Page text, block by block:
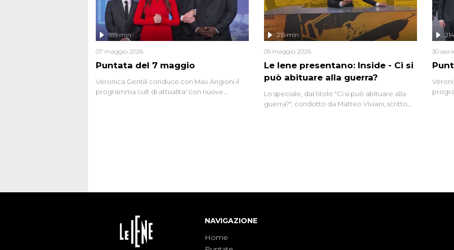
oggi avvolte in un groviglio di dubbi mai
chiariti. Nel corso dello speciale anche
l'intervista inedita a Olindo Romano, realizzata
ne...
Puntata del 7 maggio
189 min
07 maggio 2026
Veronica Gentili conduce con Max Angioni il
programma cult di attualita' con nuove
Le Iene presentano: Inside - Ci si
può abituare alla guerra?
215 min
05 maggio 2026
Lo speciale, dal titolo "Ci si può abituare alla
guerra?", condotto da Matteo Viviani, scritto
30
NAVIGAZIONE
Home